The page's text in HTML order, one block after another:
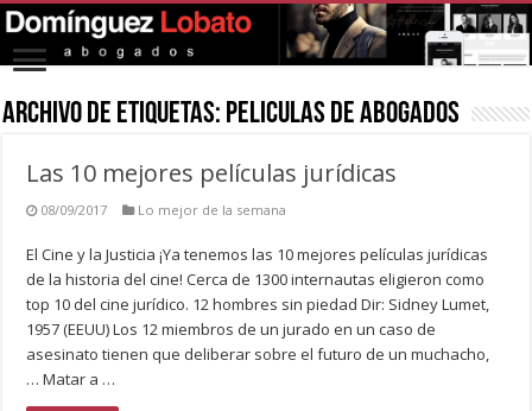
Archivo de Etiquetas: peliculas de abogados
Las 10 mejores películas jurídicas
08/09/2017 Lo mejor de la semana
El Cine y la Justicia ¡Ya tenemos las 10 mejores películas jurídicas
de la historia del cine! Cerca de 1300 internautas eligieron como
top 10 del cine jurídico. 12 hombres sin piedad Dir: Sidney Lumet,
1957 (EEUU) Los 12 miembros de un jurado en un caso de
asesinato tienen que deliberar sobre el futuro de un muchacho,
… Matar a …